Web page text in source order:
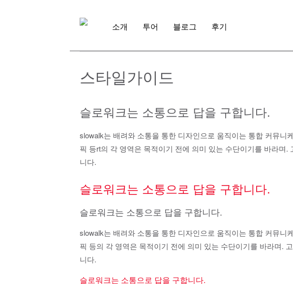
소개 투어 블로그 후기
스타일가이드
슬로워크는 소통으로 답을 구합니다.
slowalk는 배려와 소통을 통한 디자인으로 움직이는 통합 커뮤
픽 등rt의 각 영역은 목적이기 전에 의미 있는 수단이기를 바라며
니다.
슬로워크는 소통으로 답을 구합니다.
슬로워크는 소통으로 답을 구합니다.
slowalk는 배려와 소통을 통한 디자인으로 움직이는 통합 커뮤
픽 등의 각 영역은 목적이기 전에 의미 있는 수단이기를 바라며.
니다.
슬로워크는 소통으로 답을 구합니다.